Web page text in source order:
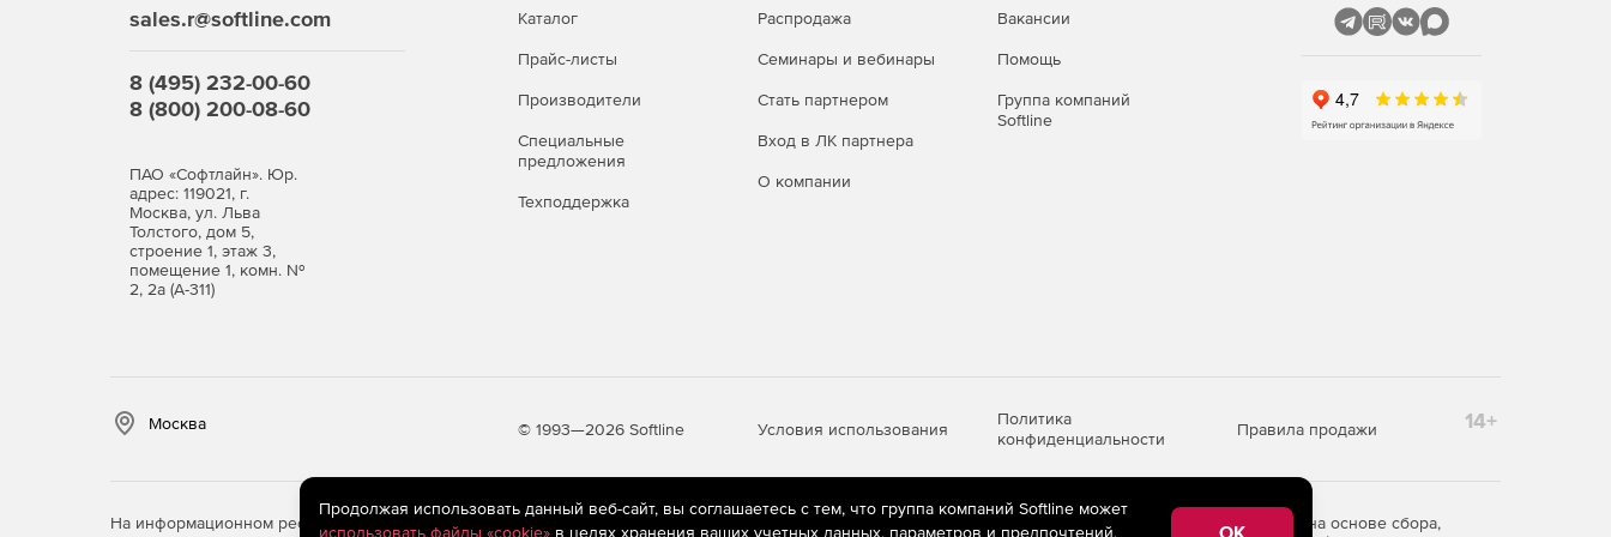
Интеграция с пользовательскими системами аутентификации, включая Active Directory, Novell и
другие.
Настройка до 100 групп фильтрации.
Поддержка NTLM-аутентификации в прозрачном режиме прокси для устранения необходимости
задавать настройки прокси для каждого отдельного компьютера.
Защита аутентификации паролем.
Использование более 300 шаблонов отчетов.
сайтов до всей истории работы в Интернете.
sales.r@softline.com
8 (495) 232-00-60
8 (800) 200-08-60
ПАО «Софтлайн». Юр.
адрес: 119021, г.
Москва, ул. Льва
Толстого, дом 5,
строение 1, этаж 3,
помещение 1, комн. №
2, 2а (А-311)
Каталог
Прайс-листы
Производители
Специальные
предложения
Техподдержка
Распродажа
Семинары и вебинары
Стать партнером
Вход в ЛК партнера
О компании
Вакансии
Помощь
Группа компаний
Softline
Москва © 1993—2026 Softline Условия использования
Политика
конфиденциальности
Правила продажи 14+
На информационном ресурсе store.softline.ru применяются рекомендательные технологии
(информационные технологии предоставления информации на основе сбора,
Продолжая использовать данный веб-сайт, вы соглашаетесь с тем, что группа компаний Softline может
использовать файлы «cookie»в целях хранения ваших учетных данных, параметров и предпочтений, OK